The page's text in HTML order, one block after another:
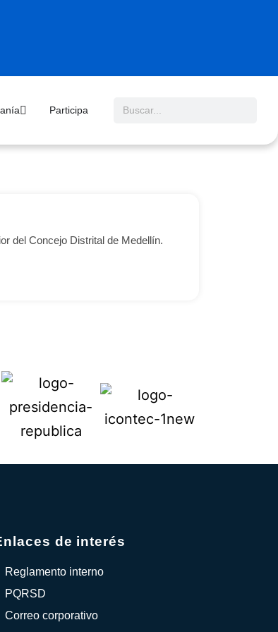
Participa
del Concejo Distrital de Medellín.
de interés
Reglamento interno
PQRSD
Correo corporativo